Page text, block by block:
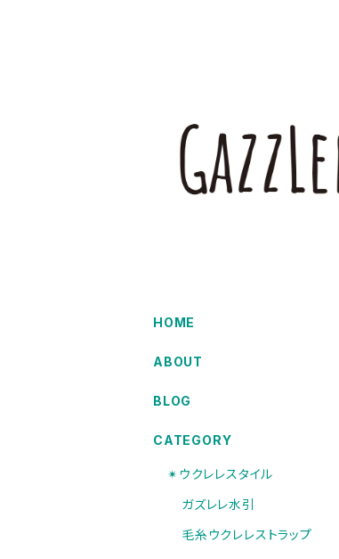
HOME
ABOUT
BLOG
CATEGORY
✴︎ウクレレスタイル
ガズレレ水引
毛糸ウクレレストラップ